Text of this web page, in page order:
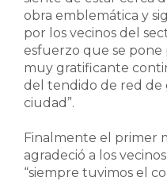
obra emblemática y
por los vecinos del
esfuerzo que se pone
muy gratificante
del tendido de red de
ciudad”.
Finalmente el primer
agradeció a los
“siempre tuvimos el